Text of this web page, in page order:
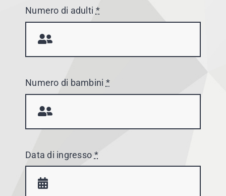
Numero di adulti *
Numero di bambini *
Data di ingresso *